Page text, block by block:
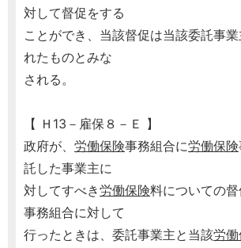
対して督促をする
ことができ、当該督促は当該委託事
れたものとみな
される。
【 Ｈ13－雇保８－Ｅ 】
政府が、 労働保険事務組合に労働保険
託した事業主に
対してすべき労働保険料についての督
事務組合に対して
行ったときは、委託事業主と当該労